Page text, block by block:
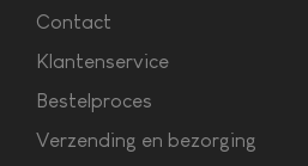
Contact
Klantenservice
Bestelproces
Verzending en bezorging